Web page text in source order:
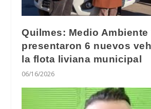
Quilmes: Medio Ambiente
presentaron 6 nuevos
la flota liviana municipal
06/16/2026